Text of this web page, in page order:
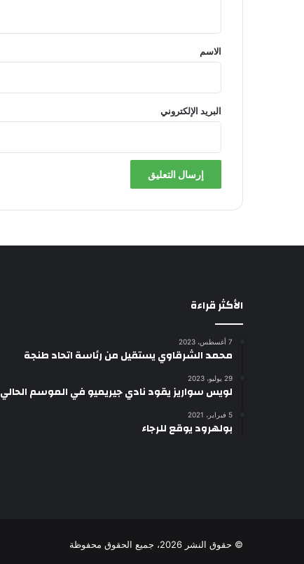
*
الاسم
البريد الإلكتروني
الأكثر قراءة
7 أغسطس، 2023
محمد الشرقاوي يستقيل من رئاسة اتحاد طنجة
29 يوليو، 2023
لويس سواريز يقود نادي جيريميو في الموسم الحالي
5 فبراير، 2021
بولهرود يوقع للرجاء
© حقوق النشر 2026، جميع الحقوق محفوظة